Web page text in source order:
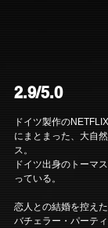
2.9/5.0
ドイツ製作の
にまとまった、大自
ス。
ドイツ出身のトーマ
っている。
恋人との結婚を控え
バチェラー・パーテ